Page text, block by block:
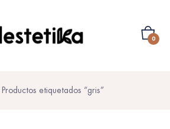
0
Productos etiquetados “gris”